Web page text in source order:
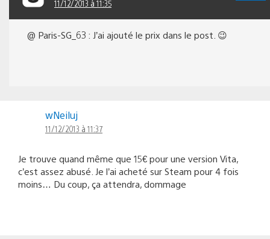
11/12/2013 à 11:35
@ Paris-SG_63 : J’ai ajouté le prix dans le post. 😉
wNeiluj
11/12/2013 à 11:37
Je trouve quand même que 15€ pour une version Vita,
c’est assez abusé. Je l’ai acheté sur Steam pour 4 fois
moins… Du coup, ça attendra, dommage